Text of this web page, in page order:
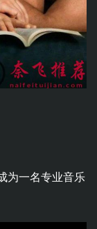
为一名专业音乐